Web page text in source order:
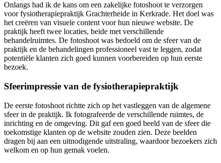
Onlangs had ik de kans om een zakelijke fotoshoot te verzorgen
voor fysiotherapiepraktijk Grachterheide in Kerkrade. Het doel was
het creëren van visuele content voor hun nieuwe website. De
praktijk heeft twee locaties, beide met verschillende
behandelruimtes. De fotoshoot was bedoeld om de sfeer van de
praktijk en de behandelingen professioneel vast te leggen, zodat
potentiële klanten zich goed kunnen voorbereiden op hun eerste
bezoek.
Sfeerimpressie van de fysiotherapiepraktijk
De eerste fotoshoot richtte zich op het vastleggen van de algemene
sfeer in de praktijk. Ik fotografeerde de verschillende ruimtes, de
inrichting en de omgeving. Dit gaf een goed beeld van de sfeer die
toekomstige klanten op de website zouden zien. Deze beelden
dragen bij aan een uitnodigende uitstraling, waardoor bezoekers zich
welkom en op hun gemak voelen.